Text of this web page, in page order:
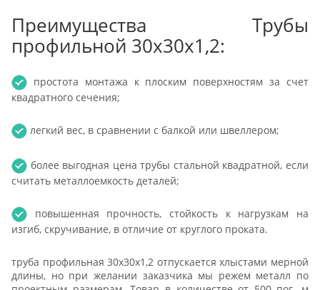
Преимущества Трубы
профильной 30х30х1,2:
простота монтажа к плоским поверхностям за счет
квадратного сечения;
легкий вес, в сравнении с балкой или швеллером;
более выгодная цена трубы стальной квадратной, если
считать металлоемкость деталей;
повышенная прочность, стойкость к нагрузкам на
изгиб, скручивание, в отличие от круглого проката.
труба профильная 30х30х1,2 отпускается хлыстами мерной
длины, но при желании заказчика мы режем металл по